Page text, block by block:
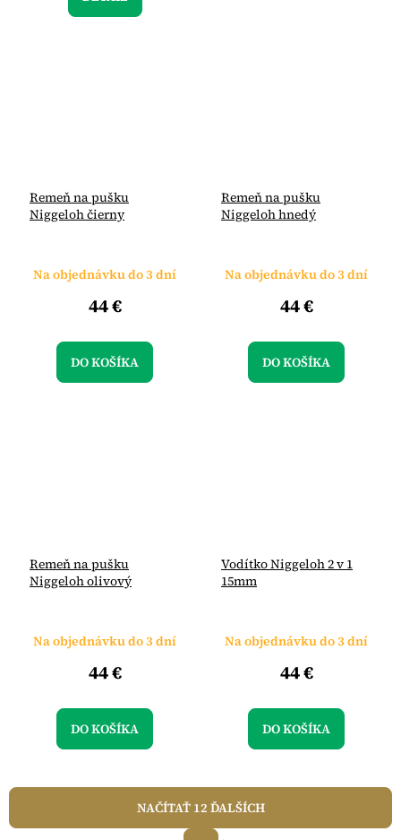
Remeň na pušku
Niggeloh čierny
Na objednávku do 3 dní
44 €
DO KOŠÍKA
Remeň na pušku
Niggeloh hnedý
Na objednávku do 3 dní
44 €
DO KOŠÍKA
Remeň na pušku
Niggeloh olivový
Na objednávku do 3 dní
44 €
DO KOŠÍKA
Vodítko Niggeloh 2 v 1
15mm
Na objednávku do 3 dní
44 €
DO KOŠÍKA
NAČÍTAŤ 12 ĎALŠÍCH